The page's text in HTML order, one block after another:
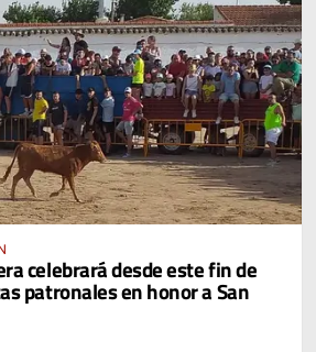
celebrará desde este fin de
patronales en honor a San